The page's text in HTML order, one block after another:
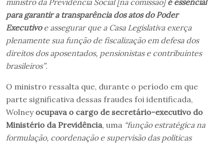
para garantir a transparência dos atos do Poder
Executivoe assegurar que a Casa Legislativa exerça
plenamente sua função de fiscalização em defesa dos
direitos dos aposentados, pensionistas e contribuintes
brasileiros”.
O ministro ressalta que, durante o período em que
parte significativa dessas fraudes foi identificada,
Wolney ocupava o cargo de secretário-executivo do
Ministério da Previdência, uma “função estratégica na
formulação, coordenação e supervisão das políticas